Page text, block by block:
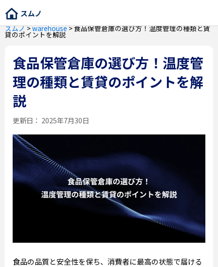
スムノ>warehouse>食品保管倉庫の選び方！温度管理の種類と賃
貸のポイントを解説
食品保管倉庫の選び方！温度管
理の種類と賃貸のポイントを解
説
更新日： 2025年7月30日
食品の品質と安全性を保ち、消費者に最高の状態で届ける